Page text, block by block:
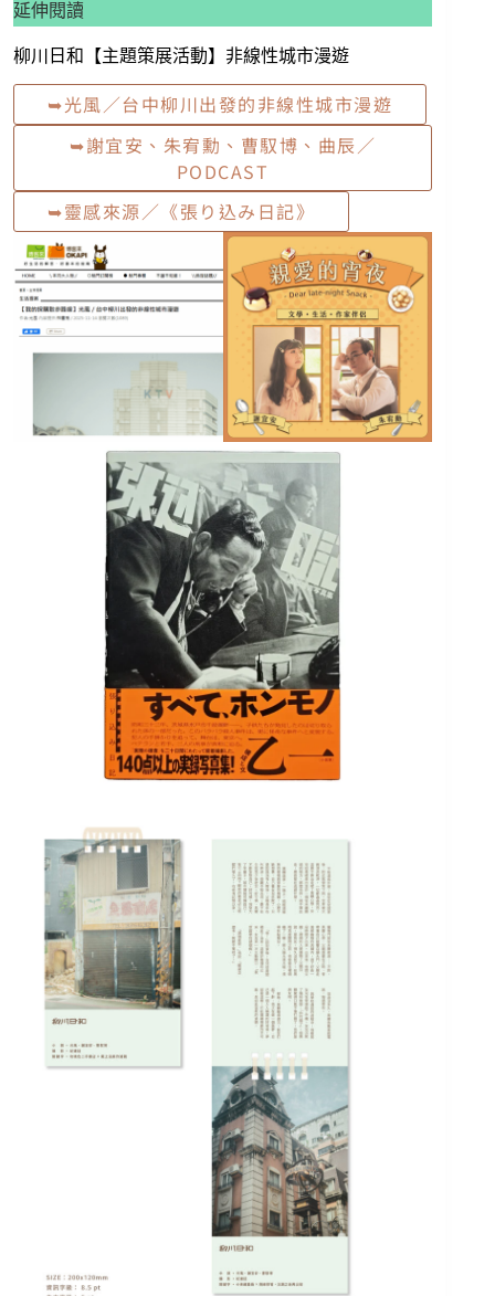
延伸閱讀
柳川日和【主題策展活動】非線性城市漫遊
➥光風／台中柳川出發的非線性城市漫遊
➥謝宜安、朱宥勳、曹馭博、曲辰／
PODCAST
➥靈感來源／《張り込み日記》